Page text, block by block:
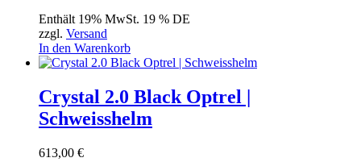
Enthält 19% MwSt. 19 % DE
zzgl. Versand
In den Warenkorb
Crystal 2.0 Black Optrel |
Schweisshelm
613,00 €